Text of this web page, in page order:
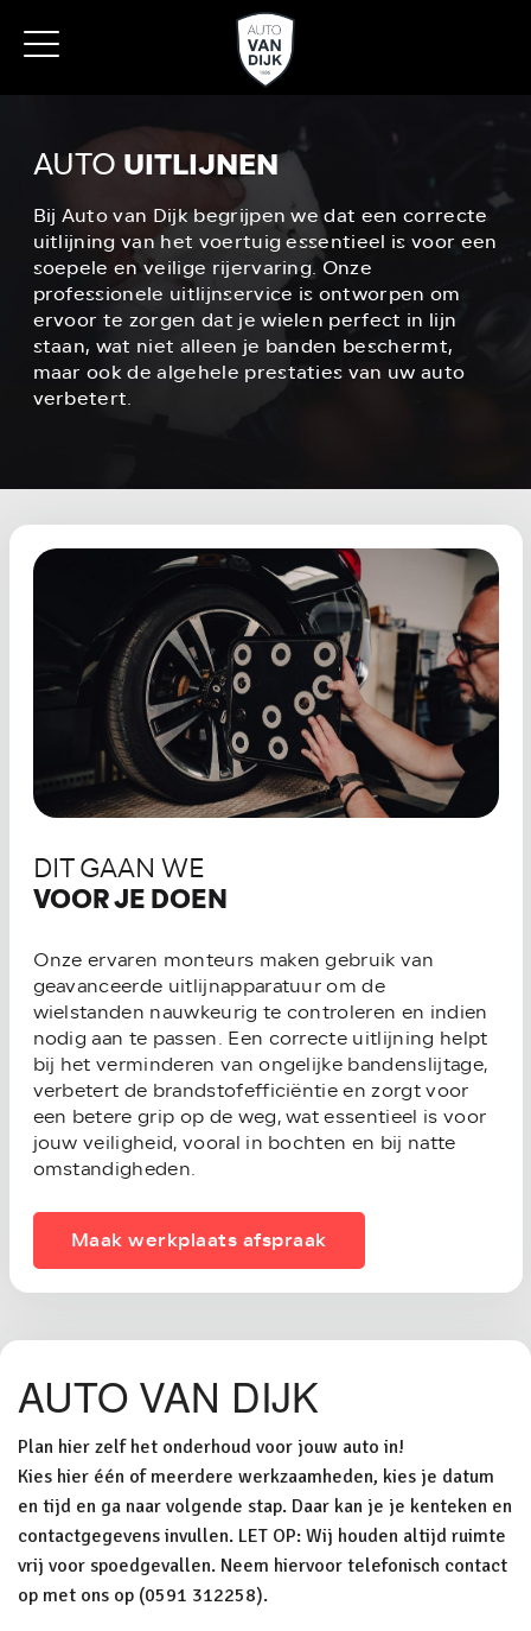
Home Auto uitlijnen
AUTO UITLIJNEN
Bij Auto van Dijk begrijpen we dat een correcte
uitlijning van het voertuig essentieel is voor een
soepele en veilige rijervaring. Onze
professionele uitlijnservice is ontworpen om
ervoor te zorgen dat je wielen perfect in lijn
staan, wat niet alleen je banden beschermt,
maar ook de algehele prestaties van uw auto
verbetert.
DIT GAAN WE
VOOR JE DOEN
Onze ervaren monteurs maken gebruik van
geavanceerde uitlijnapparatuur om de
wielstanden nauwkeurig te controleren en indien
nodig aan te passen. Een correcte uitlijning helpt
bij het verminderen van ongelijke bandenslijtage,
verbetert de brandstofefficiëntie en zorgt voor
een betere grip op de weg, wat essentieel is voor
jouw veiligheid, vooral in bochten en bij natte
omstandigheden.
Maak werkplaats afspraak